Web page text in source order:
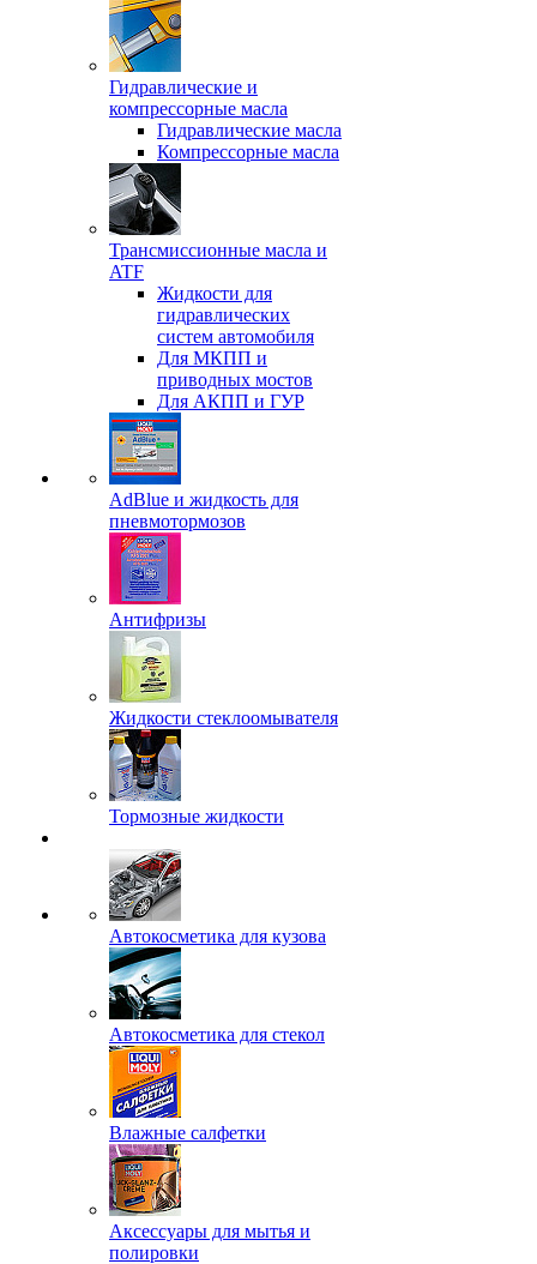
Гидравлические и
компрессорные масла
Гидравлические масла
Компрессорные масла
Трансмиссионные масла и
ATF
Жидкости для
гидравлических
систем автомобиля
Для МКПП и
приводных мостов
Для АКПП и ГУР
AdBlue и жидкость для
пневмотормозов
Антифризы
Жидкости стеклоомывателя
Тормозные жидкости
Автокосметика для кузова
Автокосметика для стекол
Влажные салфетки
Аксессуары для мытья и
полировки